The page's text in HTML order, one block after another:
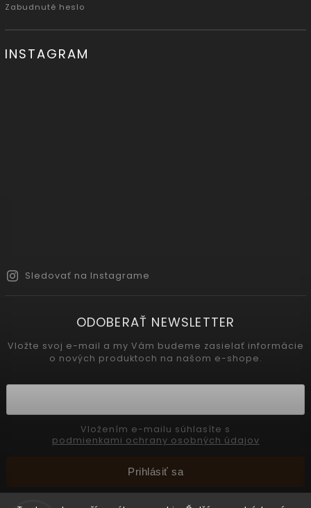
Zabudnuté heslo
INSTAGRAM
Sledovať na Instagrame
ODOBERAŤ NEWSLETTER
Vložte svoj e-mail a my Vám budeme zasielať informácie
o nových produktoch na našom e-shope.
podmienkami ochrany osobných údajov
Prihlásiť sa